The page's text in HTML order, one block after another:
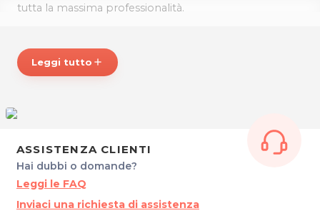
tutta la massima professionalità.
Su appuntamento
ROBERTO SVERZUT Photographer
Per ulteriori informazioni sull'offerta o sulle modalità di
acquisto scrivi aposta@espevia.it
Leggi tutto add
ASSISTENZA CLIENTI
Hai dubbi o domande?
Leggi le FAQ
Inviaci una richiesta di assistenza